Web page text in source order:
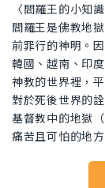
〈閻羅王的小知識
閻羅王是佛教地
前罪行的神明。
韓國、越南、印
神教的世界裡，
對於死後世界的
基督教中的地獄
痛苦且可怕的地